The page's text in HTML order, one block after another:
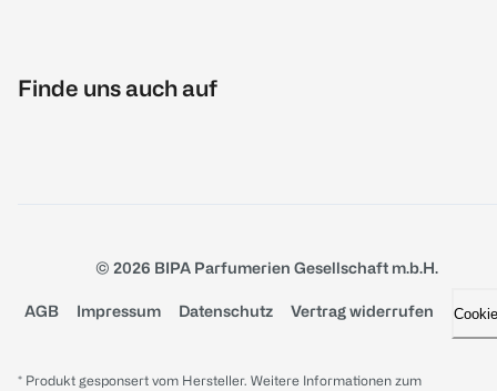
Finde uns auch auf
© 2026 BIPA Parfumerien Gesellschaft m.b.H.
AGB Impressum Datenschutz Vertrag widerrufen
* Produkt gesponsert vom Hersteller. Weitere Informationen zum